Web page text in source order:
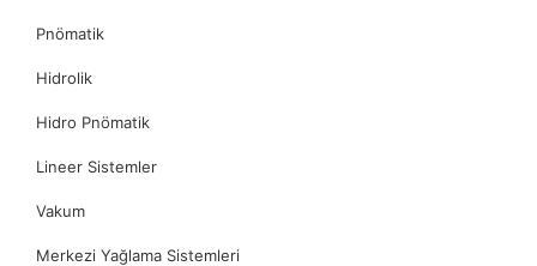
Pnömatik
Hidrolik
Hidro Pnömatik
Lineer Sistemler
Vakum
Merkezi Yağlama Sistemleri